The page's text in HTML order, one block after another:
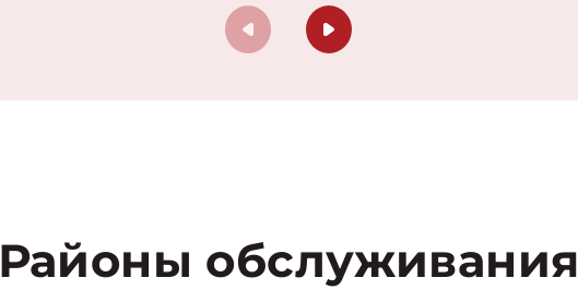
Районы обслуживания